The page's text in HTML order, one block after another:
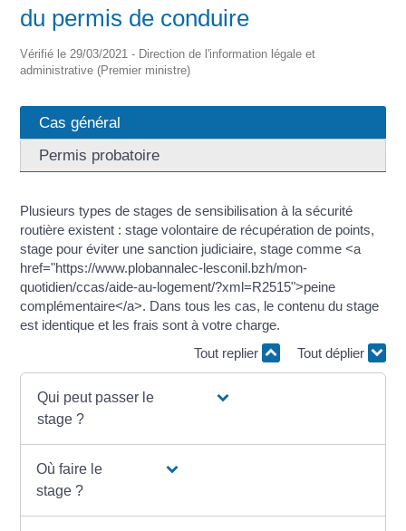
du permis de conduire
Vérifié le 29/03/2021 - Direction de l'information légale et
administrative (Premier ministre)
Cas général
Permis probatoire
Plusieurs types de stages de sensibilisation à la sécurité
routière existent : stage volontaire de récupération de points,
stage pour éviter une sanction judiciaire, stage comme <a
href="https://www.plobannalec-lesconil.bzh/mon-
quotidien/ccas/aide-au-logement/?xml=R2515">peine
complémentaire</a>. Dans tous les cas, le contenu du stage
est identique et les frais sont à votre charge.
Tout replier
Tout déplier
Qui peut passer le
stage ?
Où faire le
stage ?